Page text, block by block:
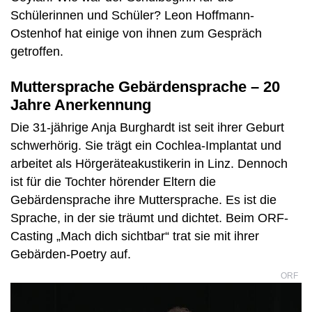
Schülerinnen und Schüler? Leon Hoffmann-
Ostenhof hat einige von ihnen zum Gespräch
getroffen.
Muttersprache Gebärdensprache – 20
Jahre Anerkennung
Die 31-jährige Anja Burghardt ist seit ihrer Geburt
schwerhörig. Sie trägt ein Cochlea-Implantat und
arbeitet als Hörgeräteakustikerin in Linz. Dennoch
ist für die Tochter hörender Eltern die
Gebärdensprache ihre Muttersprache. Es ist die
Sprache, in der sie träumt und dichtet. Beim ORF-
Casting „Mach dich sichtbar“ trat sie mit ihrer
Gebärden-Poetry auf.
ORF